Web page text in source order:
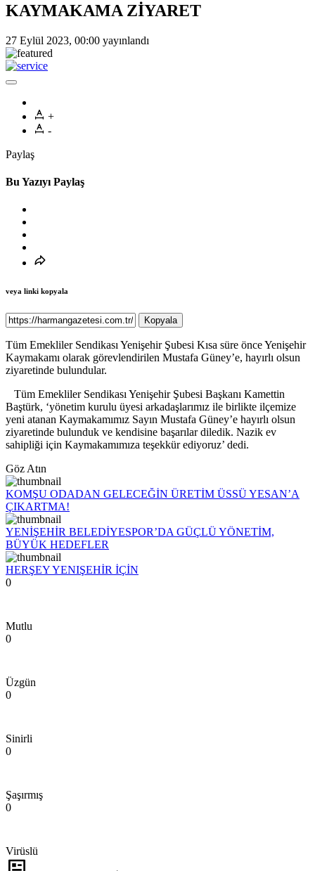
KAYMAKAMA ZİYARET
27 Eylül 2023, 00:00 yayınlandı
+
-
Paylaş
Bu Yazıyı Paylaş
veya linki kopyala
Kopyala
Tüm Emekliler Sendikası Yenişehir Şubesi Kısa süre önce Yenişehir
Kaymakamı olarak görevlendirilen Mustafa Güney’e, hayırlı olsun
ziyaretinde bulundular.
Tüm Emekliler Sendikası Yenişehir Şubesi Başkanı Kamettin
Baştürk, ‘yönetim kurulu üyesi arkadaşlarımız ile birlikte ilçemize
yeni atanan Kaymakamımız Sayın Mustafa Güney’e hayırlı olsun
ziyaretinde bulunduk ve kendisine başarılar diledik. Nazik ev
sahipliği için Kaymakamımıza teşekkür ediyoruz’ dedi.
Göz Atın
KOMŞU ODADAN GELECEĞİN ÜRETİM ÜSSÜ YESAN’A
ÇIKARTMA!
YENİŞEHİR BELEDİYESPOR’DA GÜÇLÜ YÖNETİM,
BÜYÜK HEDEFLER
HERŞEY YENIŞEHİR İÇİN
0
Mutlu
0
Üzgün
0
Sinirli
0
Şaşırmış
0
Virüslü